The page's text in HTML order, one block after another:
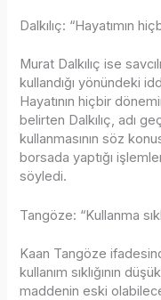
Dalkılıç: “Hayatımın
Murat Dalkılıç ise
kullandığı yönündeki
Hayatının hiçbir
belirten Dalkılıç, adı
kullanmasının söz
borsada yaptığı
söyledi.
Tangöze: “Kullanma
Kaan Tangöze
kullanım sıklığının
maddenin eski